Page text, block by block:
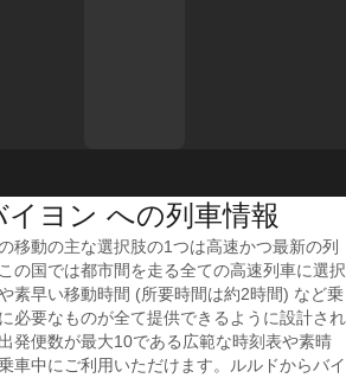
ヨン への列車情報
移動の主な選択肢の1つは高速かつ最新の列
の国では都市間を走る全ての高速列車に選択
素早い移動時間 (所要時間は約2時間) など乗
必要なものが全て提供できるように設計され
発便数が最大10である広範な時刻表や素晴
車中にご利用いただけます。ルルドからバイ